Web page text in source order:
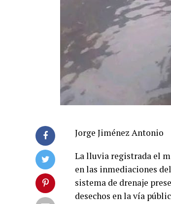
Jorge Jiménez Antonio
La lluvia registrada el
en las inmediaciones
sistema de drenaje
desechos en la vía